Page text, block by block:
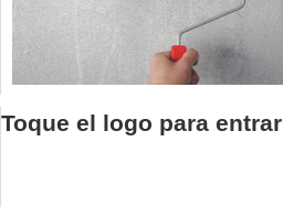
Toque el logo para entrar